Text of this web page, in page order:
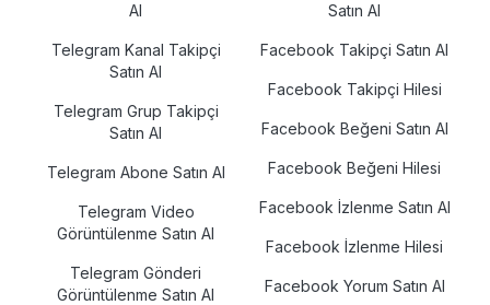
Al
Telegram Kanal Takipçi
Satın Al
Telegram Grup Takipçi
Satın Al
Telegram Abone Satın Al
Telegram Video
Görüntülenme Satın Al
Telegram Gönderi
Görüntülenme Satın Al
Satın Al
Facebook Takipçi Satın Al
Facebook Takipçi Hilesi
Facebook Beğeni Satın Al
Facebook Beğeni Hilesi
Facebook İzlenme Satın Al
Facebook İzlenme Hilesi
Facebook Yorum Satın Al